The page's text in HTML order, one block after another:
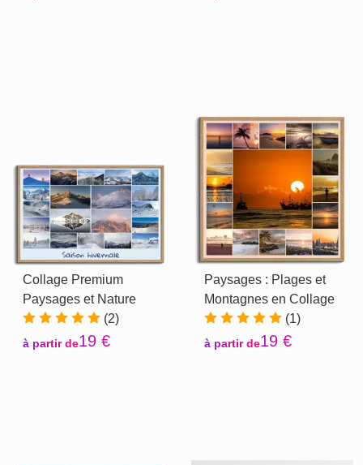
Collage Premium
Paysages et Nature
(2)
à partir de19 €
Paysages : Plages et
Montagnes en Collage
(1)
à partir de19 €